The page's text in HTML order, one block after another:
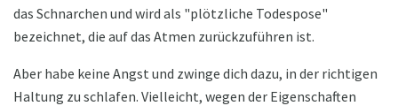
das Schnarchen und wird als "plötzliche Todespose"
bezeichnet, die auf das Atmen zurückzuführen ist.
Aber habe keine Angst und zwinge dich dazu, in der richtigen
Haltung zu schlafen. Vielleicht, wegen der Eigenschaften